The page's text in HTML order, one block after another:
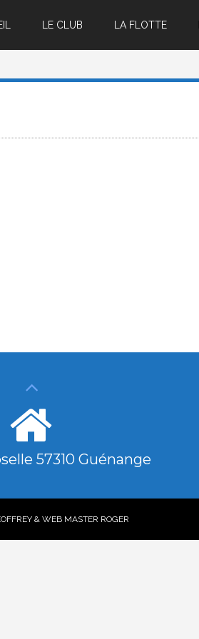
LE CLUB LA FLOTTE
57310 Guénange
& WEB MASTER ROGER